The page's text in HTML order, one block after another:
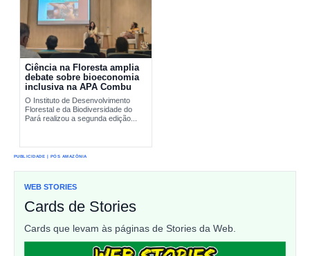
Ciência na Floresta amplia
debate sobre bioeconomia
inclusiva na APA Combu
O Instituto de Desenvolvimento
Florestal e da Biodiversidade do
Pará realizou a segunda edição...
PUBLICIDADE | PÓS AMAZÔNIA
WEB STORIES
Cards de Stories
Cards que levam às páginas de Stories da Web.